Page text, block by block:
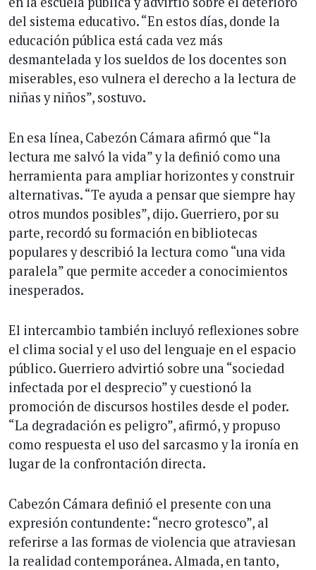
del sistema educativo. “En estos días, donde la
educación pública está cada vez más
desmantelada y los sueldos de los docentes son
miserables, eso vulnera el derecho a la lectura de
niñas y niños”, sostuvo.
En esa línea, Cabezón Cámara afirmó que “la
lectura me salvó la vida” y la definió como una
herramienta para ampliar horizontes y construir
alternativas. “Te ayuda a pensar que siempre hay
otros mundos posibles”, dijo. Guerriero, por su
parte, recordó su formación en bibliotecas
populares y describió la lectura como “una vida
paralela” que permite acceder a conocimientos
inesperados.
El intercambio también incluyó reflexiones sobre
el clima social y el uso del lenguaje en el espacio
público. Guerriero advirtió sobre una “sociedad
infectada por el desprecio” y cuestionó la
promoción de discursos hostiles desde el poder.
“La degradación es peligro”, afirmó, y propuso
como respuesta el uso del sarcasmo y la ironía en
lugar de la confrontación directa.
Cabezón Cámara definió el presente con una
expresión contundente: “necro grotesco”, al
referirse a las formas de violencia que atraviesan
la realidad contemporánea. Almada, en tanto,